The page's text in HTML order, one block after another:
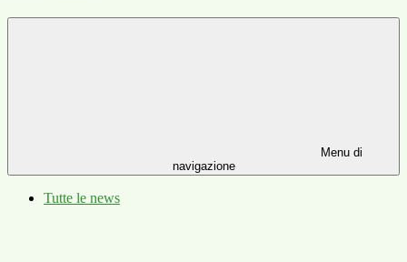
Menu di
navigazione
Tutte le news